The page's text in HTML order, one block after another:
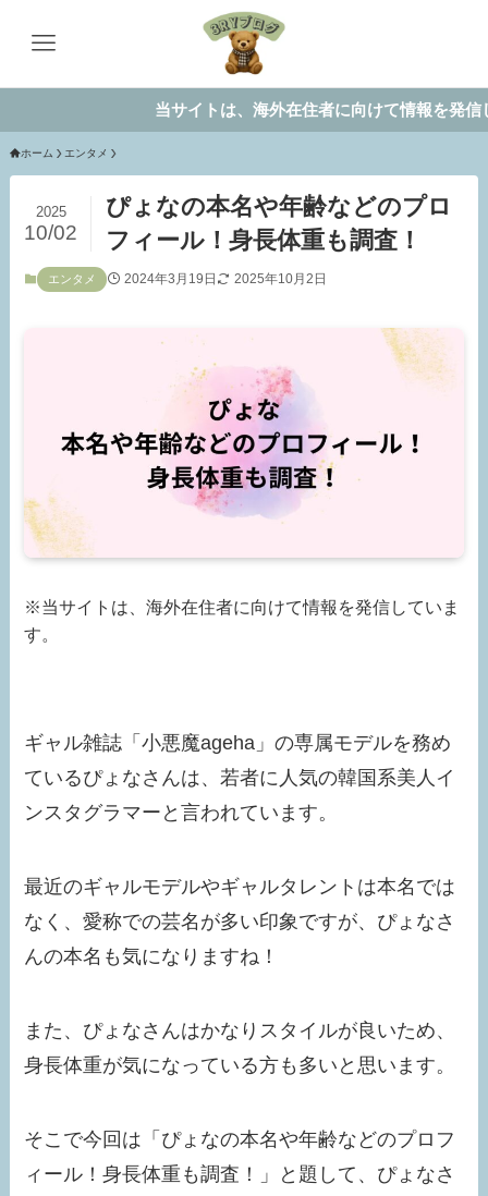
当サイトは、海外在住者に向けて情報を発信してい
ホーム エンタメ
ぴょなの本名や年齢などのプロ
フィール！身長体重も調査！
2025
10/02
エンタメ 2024年3月19日 2025年10月2日
※当サイトは、海外在住者に向けて情報を発信していま
す。
ギャル雑誌「小悪魔ageha」の専属モデルを務め
ているぴょなさんは、若者に人気の韓国系美人イ
ンスタグラマーと言われています。
最近のギャルモデルやギャルタレントは本名では
なく、愛称での芸名が多い印象ですが、ぴょなさ
んの本名も気になりますね！
また、ぴょなさんはかなりスタイルが良いため、
身長体重が気になっている方も多いと思います。
そこで今回は「ぴょなの本名や年齢などのプロフ
ィール！身長体重も調査！」と題して、ぴょなさ